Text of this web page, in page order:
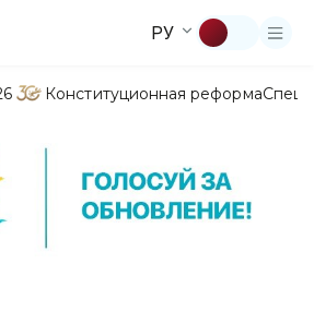
РУ
Конституционная реформа